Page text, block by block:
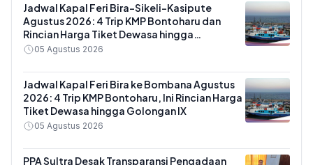
Jadwal Kapal Feri Bira-Sikeli-Kasipute
Agustus 2026: 4 Trip KMP Bontoharu dan
Rincian Harga Tiket Dewasa hingga
Kendaraan Golongan IX
05 Agustus 2026
Jadwal Kapal Feri Bira ke Bombana Agustus
2026: 4 Trip KMP Bontoharu, Ini Rincian Harga
Tiket Dewasa hingga Golongan IX
05 Agustus 2026
PPA Sultra Desak Transparansi Pengadaan